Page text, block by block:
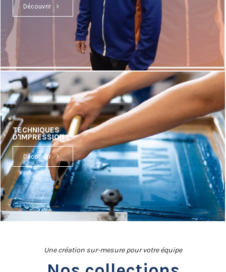
Découvrir
TECHNIQUES
D'IMPRESSIONS
Découvrir
Une création sur-mesure pour votre équipe